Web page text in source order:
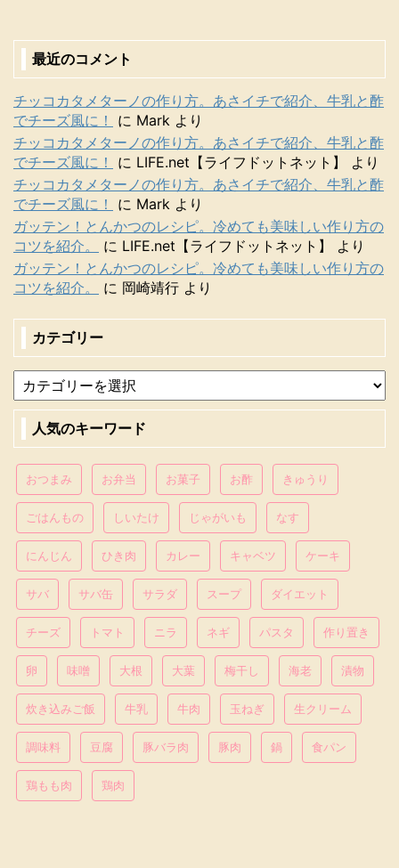
最近のコメント
チッコカタメターノの作り方。あさイチで紹介、牛乳と酢
でチーズ風に！
に Mark より
チッコカタメターノの作り方。あさイチで紹介、牛乳と酢
でチーズ風に！
に LIFE.net【ライフドットネット】
より
チッコカタメターノの作り方。あさイチで紹介、牛乳と酢
でチーズ風に！
に Mark より
ガッテン！とんかつのレシピ。冷めても美味しい作り方の
コツを紹介。
に LIFE.net【ライフドットネット】
より
ガッテン！とんかつのレシピ。冷めても美味しい作り方の
コツを紹介。
に 岡崎靖行 より
カテゴリー
人気のキーワード
おつまみ お弁当 お菓子 お酢 きゅうり
ごはんもの しいたけ じゃがいも なす
にんじん ひき肉 カレー キャベツ ケーキ
サバ サバ缶 サラダ スープ ダイエット
チーズ トマト ニラ ネギ パスタ 作り置き
卵 味噌 大根 大葉 梅干し 海老 漬物
炊き込みご飯 牛乳 牛肉 玉ねぎ 生クリーム
調味料 豆腐 豚バラ肉 豚肉 鍋 食パン
鶏もも肉 鶏肉